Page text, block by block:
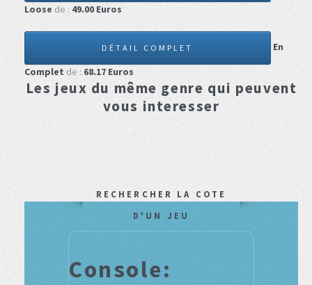
Loose de : 49.00 Euros
DÉTAIL COMPLET
En
Complet de : 68.17 Euros
Les jeux du même genre qui peuvent
vous interesser
RECHERCHER LA COTE
D'UN JEU
Console: